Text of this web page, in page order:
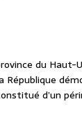
du Haut-
d’un